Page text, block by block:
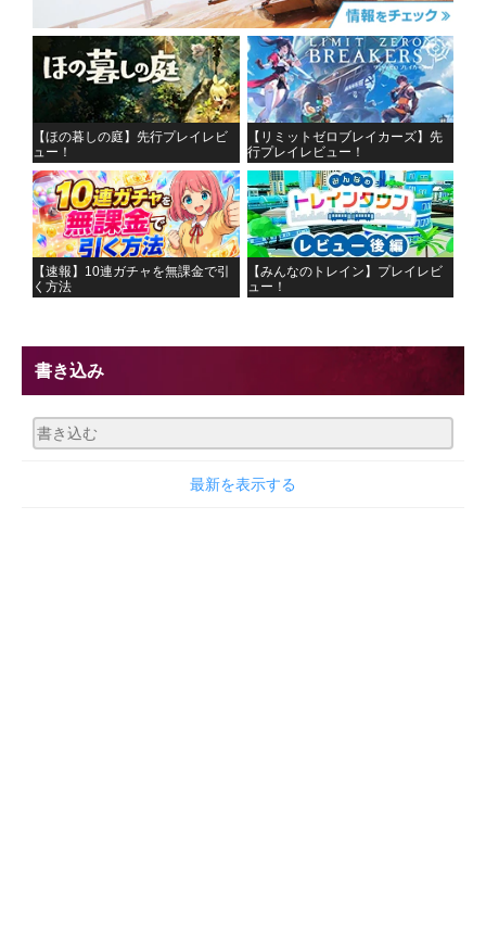
【ほの暮しの庭】先行プレイレビ
ュー！
【リミットゼロブレイカーズ】先
行プレイレビュー！
【速報】10連ガチャを無課金で引
く方法
【みんなのトレイン】プレイレビ
ュー！
書き込み
最新を表示する